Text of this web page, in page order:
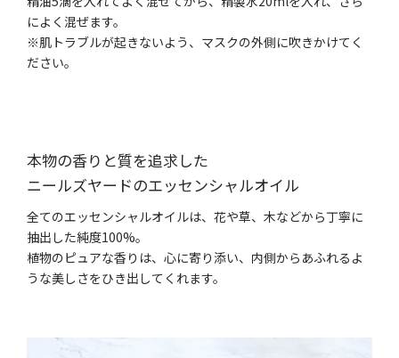
によく混ぜます。
※肌トラブルが起きないよう、マスクの外側に吹きかけてく
ださい。
本物の香りと質を追求した
ニールズヤードのエッセンシャルオイル
全てのエッセンシャルオイルは、花や草、木などから丁寧に
抽出した純度100%。
植物のピュアな香りは、心に寄り添い、内側からあふれるよ
うな美しさをひき出してくれます。